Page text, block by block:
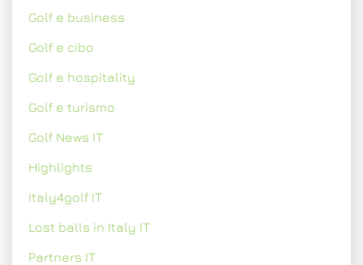
Golf e business
Golf e cibo
Golf e hospitality
Golf e turismo
Golf News IT
Highlights
Italy4golf IT
Lost balls in Italy IT
Partners IT